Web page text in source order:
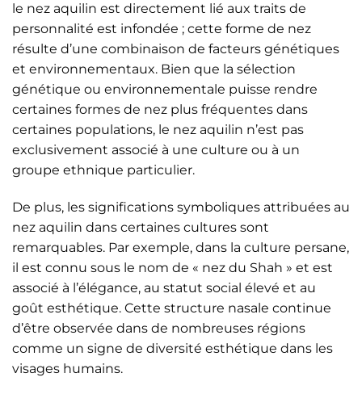
le nez aquilin est directement lié aux traits de
personnalité est infondée ; cette forme de nez
résulte d’une combinaison de facteurs génétiques
et environnementaux. Bien que la sélection
génétique ou environnementale puisse rendre
certaines formes de nez plus fréquentes dans
certaines populations, le nez aquilin n’est pas
exclusivement associé à une culture ou à un
groupe ethnique particulier.
De plus, les significations symboliques attribuées au
nez aquilin dans certaines cultures sont
remarquables. Par exemple, dans la culture persane,
il est connu sous le nom de « nez du Shah » et est
associé à l’élégance, au statut social élevé et au
goût esthétique. Cette structure nasale continue
d’être observée dans de nombreuses régions
comme un signe de diversité esthétique dans les
visages humains.